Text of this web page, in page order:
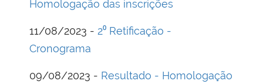
Homologação das inscrições
11/08/2023 - 2⁰ Retificação -
Cronograma
09/08/2023 - Resultado - Homologação